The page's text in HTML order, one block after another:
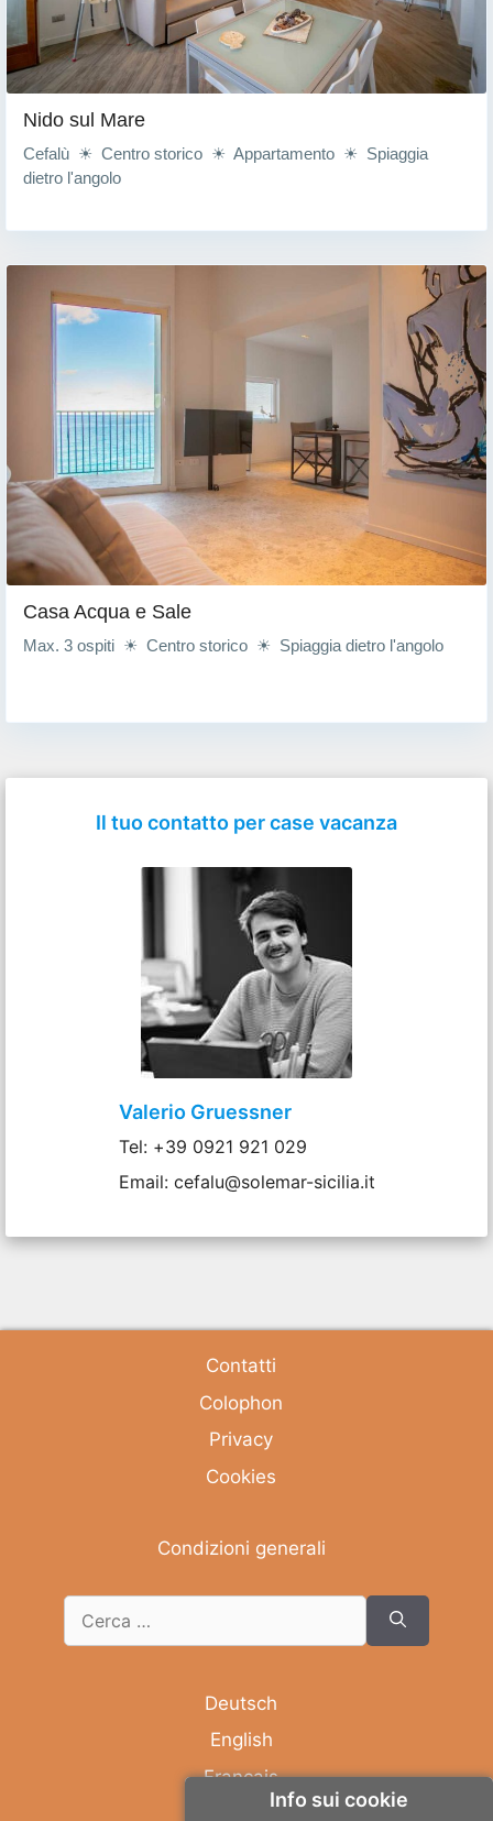
Nido sul Mare
Cefalù ☀ Centro storico ☀ Appartamento ☀ Spiaggia
dietro l'angolo
Casa Acqua e Sale
Max. 3 ospiti ☀ Centro storico ☀ Spiaggia dietro l'angolo
Il tuo contatto per case vacanza
Valerio Gruessner
Tel: +39 0921 921 029
Email: cefalu@solemar-sicilia.it
Contatti
Colophon
Privacy
Cookies
Condizioni generali
Deutsch
English
Français
Italiano
Info sui cookie